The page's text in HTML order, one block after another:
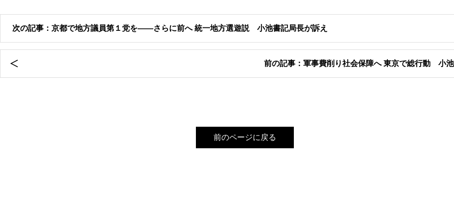
次の記事：京都で地方議員第１党を――さらに前へ 統一地方選遊説 小池書記局長が訴え
前の記事：軍事費削り社会保障へ 東京で総行動 小池
前のページに戻る